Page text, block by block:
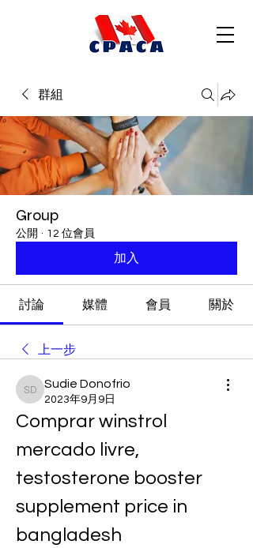
群組
Group
公開 · 12 位會員
加入
討論 媒體 會員 關於
上一步
Sudie Donofrio
Sudie Donofrio
2023年9月9日
Comprar winstrol
mercado livre,
testosterone booster
supplement price in
bangladesh